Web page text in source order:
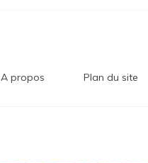
A propos Plan du site